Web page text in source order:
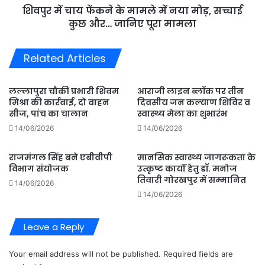
सच्चाई
जानिए
पूरा
शिवपुर में चाय फेंकने के मामले में नया मोड़, सच्चाई
कुछ और… जानिए पूरा मामला
Related Articles
लल्लापुरा चौकी प्रभारी शिवम
मिश्रा की कार्रवाई, दो वाहन
सीज, पांच का चालान
14/06/2026
आराजी लाइन ब्लॉक पर तीन
दिवसीय जन कल्याण शिविर व
स्वास्थ्य मेला का शुभारंभ
14/06/2026
राजमंगल सिंह बने एबीवीपी
विभाग संयोजक
14/06/2026
मानसिक स्वास्थ्य जागरूकता के
उत्कृष्ट कार्यों हेतु डॉ. मनोज
तिवारी गोरखपुर में सम्मानित
14/06/2026
Leave a Reply
Your email address will not be published. Required fields are